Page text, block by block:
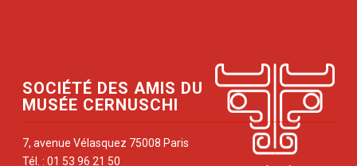
SOCIÉTÉ DES AMIS DU
MUSÉE CERNUSCHI
7, avenue Vélasquez 75008 Paris
Tél. : 01 53 96 21 50